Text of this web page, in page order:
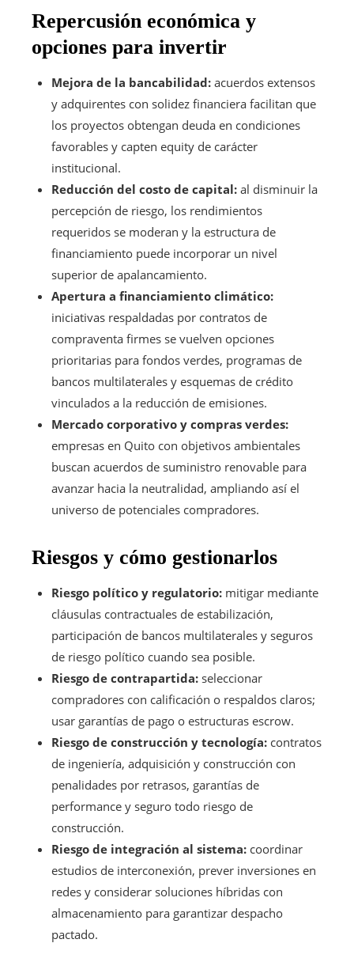
Repercusión económica y
opciones para invertir
Mejora de la bancabilidad: acuerdos extensos
y adquirentes con solidez financiera facilitan que
los proyectos obtengan deuda en condiciones
favorables y capten equity de carácter
institucional.
Reducción del costo de capital: al disminuir la
percepción de riesgo, los rendimientos
requeridos se moderan y la estructura de
financiamiento puede incorporar un nivel
superior de apalancamiento.
Apertura a financiamiento climático:
iniciativas respaldadas por contratos de
compraventa firmes se vuelven opciones
prioritarias para fondos verdes, programas de
bancos multilaterales y esquemas de crédito
vinculados a la reducción de emisiones.
Mercado corporativo y compras verdes:
empresas en Quito con objetivos ambientales
buscan acuerdos de suministro renovable para
avanzar hacia la neutralidad, ampliando así el
universo de potenciales compradores.
Riesgos y cómo gestionarlos
Riesgo político y regulatorio: mitigar mediante
cláusulas contractuales de estabilización,
participación de bancos multilaterales y seguros
de riesgo político cuando sea posible.
Riesgo de contrapartida: seleccionar
compradores con calificación o respaldos claros;
usar garantías de pago o estructuras escrow.
Riesgo de construcción y tecnología: contratos
de ingeniería, adquisición y construcción con
penalidades por retrasos, garantías de
performance y seguro todo riesgo de
construcción.
Riesgo de integración al sistema: coordinar
estudios de interconexión, prever inversiones en
redes y considerar soluciones híbridas con
almacenamiento para garantizar despacho
pactado.